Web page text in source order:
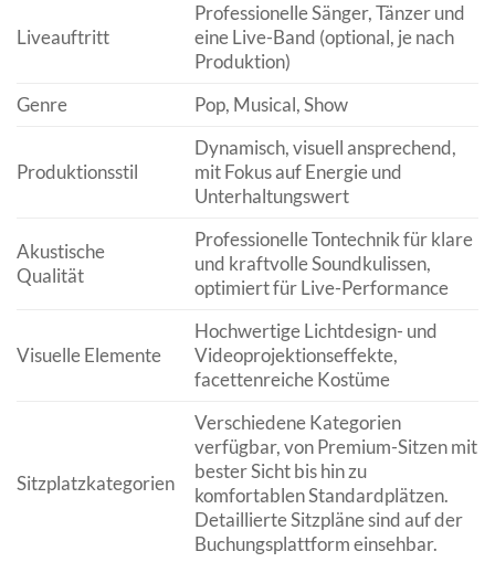
Liveauftritt
Professionelle Sänger, Tänzer und
eine Live-Band (optional, je nach
Produktion)
Genre
Pop, Musical, Show
Produktionsstil
Dynamisch, visuell ansprechend,
mit Fokus auf Energie und
Unterhaltungswert
Akustische
Qualität
Professionelle Tontechnik für klare
und kraftvolle Soundkulissen,
optimiert für Live-Performance
Visuelle Elemente
Hochwertige Lichtdesign- und
Videoprojektionseffekte,
facettenreiche Kostüme
Sitzplatzkategorien
Verschiedene Kategorien
verfügbar, von Premium-Sitzen mit
bester Sicht bis hin zu
komfortablen Standardplätzen.
Detaillierte Sitzpläne sind auf der
Buchungsplattform einsehbar.